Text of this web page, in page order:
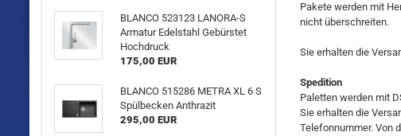
Pakete werden mit
nicht überschreiten.
Sie erhalten die
Spedition
Paletten werden mit
Sie erhalten die
Telefonnummer. Von
BLANCO 523123 LANORA-S
Armatur Edelstahl Gebürstet
Hochdruck
175,00 EUR
BLANCO 515286 METRA XL 6 S
Spülbecken Anthrazit
295,00 EUR